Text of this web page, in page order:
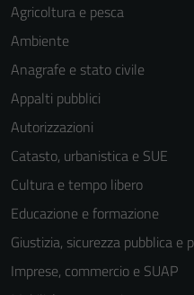
Agricoltura e pesca
Ambiente
Anagrafe e stato civile
Appalti pubblici
Autorizzazioni
Catasto, urbanistica e SUE
Cultura e tempo libero
Educazione e formazione
Giustizia, sicurezza pubblica e
Imprese, commercio e SUAP